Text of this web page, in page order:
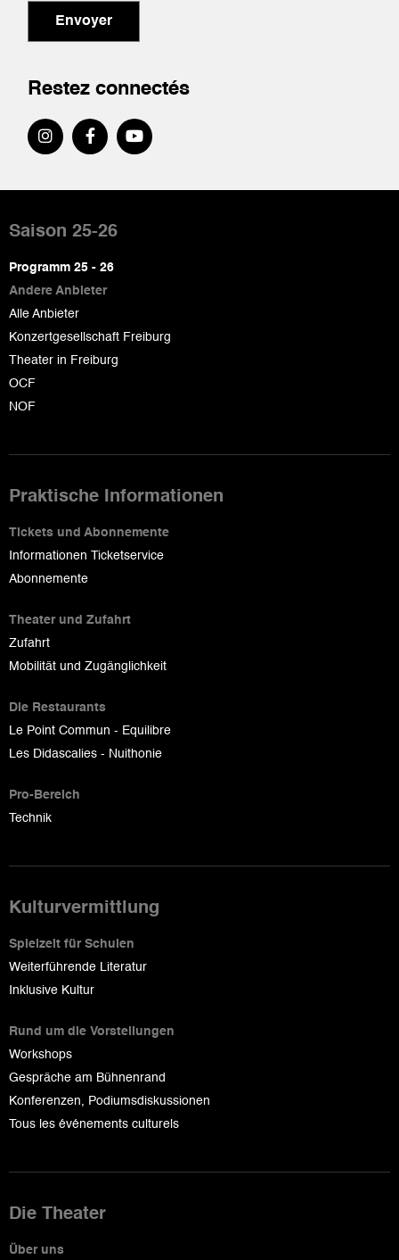
Envoyer
Restez connectés
de
page
Saison 25-26
Programm 25 - 26
Andere Anbieter
Alle Anbieter
Konzertgesellschaft Freiburg
Theater in Freiburg
OCF
NOF
Praktische Informationen
Tickets und Abonnemente
Informationen Ticketservice
Abonnemente
Theater und Zufahrt
Zufahrt
Mobilität und Zugänglichkeit
Die Restaurants
Le Point Commun - Equilibre
Les Didascalies - Nuithonie
Pro-Bereich
Technik
Kulturvermittlung
Spielzeit für Schulen
Weiterführende Literatur
Inklusive Kultur
Rund um die Vorstellungen
Workshops
Gespräche am Bühnenrand
Konferenzen, Podiumsdiskussionen
Tous les événements culturels
Die Theater
Über uns